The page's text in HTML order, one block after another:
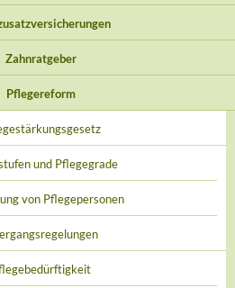
Zahnratgeber
Pflegereform
und Pflegegrade
von Pflegepersonen